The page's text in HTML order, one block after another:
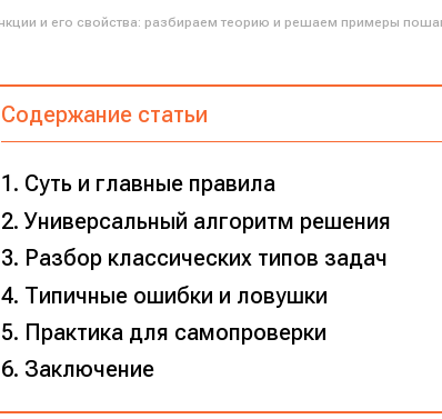
и его свойства: разбираем теорию и решаем примеры
Содержание статьи
Суть и главные правила
Универсальный алгоритм решения
Разбор классических типов задач
Типичные ошибки и ловушки
Практика для самопроверки
Заключение